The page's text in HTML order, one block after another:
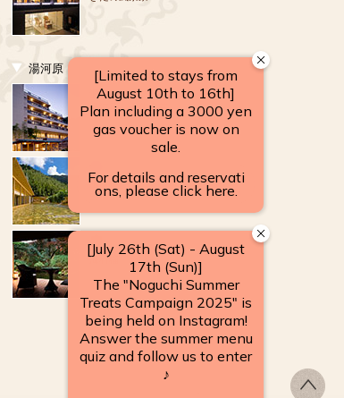
湯河原
源泉のお宿
湯河原 千代田荘
山翠楼
SANSUIROU
海石榴 つばき